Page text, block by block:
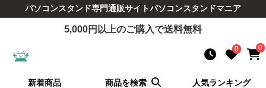
パソコンスタンド専門通販サイトパソコンスタンドマニア
5,000円以上のご購入で送料無料
0 0
新着商品 商品を検索 人気ランキング